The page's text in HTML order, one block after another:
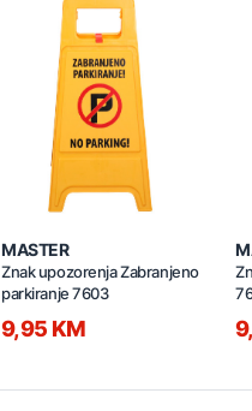
MASTER
Znak upozorenja Zabranjeno
parkiranje 7603
9,95 KM